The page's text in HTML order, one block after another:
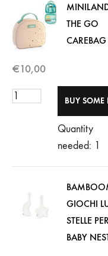
THE GO
CAREBAG
€10,00
Quantity
needed: 1
GIOCHI
STELLE PER
BABY